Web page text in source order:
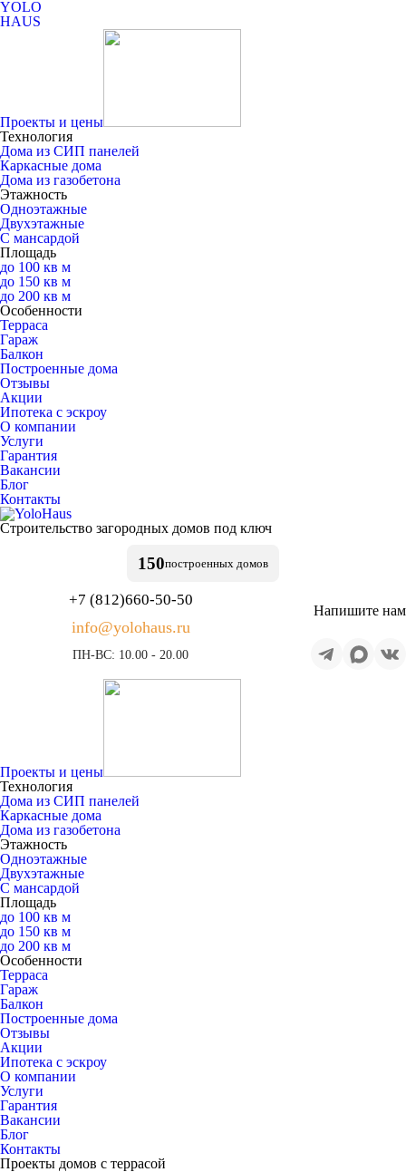
YOLO
HAUS
Проекты и цены
Технология
Дома из СИП панелей
Каркасные дома
Дома из газобетона
Этажность
Одноэтажные
Двухэтажные
С мансардой
Площадь
до 100 кв м
до 150 кв м
до 200 кв м
Особенности
Терраса
Гараж
Балкон
Построенные дома
Отзывы
Акции
Ипотека с эскроу
О компании
Услуги
Гарантия
Вакансии
Блог
Контакты
Строительство загородных домов под ключ
150построенных домов
+7 (812)660-50-50
info@yolohaus.ru
ПН-ВС: 10.00 - 20.00
Напишите нам
Проекты и цены
Технология
Дома из СИП панелей
Каркасные дома
Дома из газобетона
Этажность
Одноэтажные
Двухэтажные
С мансардой
Площадь
до 100 кв м
до 150 кв м
до 200 кв м
Особенности
Терраса
Гараж
Балкон
Построенные дома
Отзывы
Акции
Ипотека с эскроу
О компании
Услуги
Гарантия
Вакансии
Блог
Контакты
Проекты домов с террасой